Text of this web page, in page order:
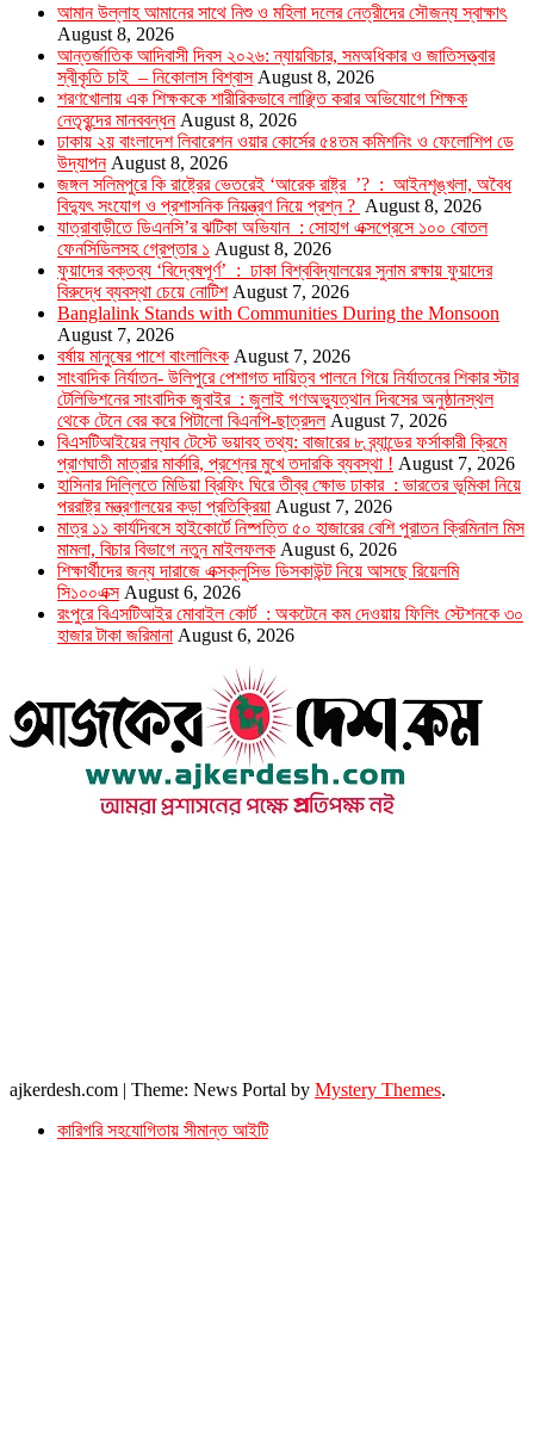
আমান উল্লাহ আমানের সাথে নিশু ও মহিলা দলের নেত্রীদের সৌজন্য স্বাক্ষাৎ
August 8, 2026
আন্তর্জাতিক আদিবাসী দিবস ২০২৬: ন্যায়বিচার, সমঅধিকার ও জাতিসত্ত্বার
স্বীকৃতি চাই – নিকোলাস বিশ্বাস August 8, 2026
শরণখোলায় এক শিক্ষককে শারীরিকভাবে লাঞ্ছিত করার অভিযোগে শিক্ষক
নেতৃবৃন্দের মানববন্ধন August 8, 2026
ঢাকায় ২য় বাংলাদেশ লিবারেশন ওয়ার কোর্সের ৫৪তম কমিশনিং ও ফেলোশিপ ডে
উদ্‌যাপন August 8, 2026
জঙ্গল সলিমপুরে কি রাষ্ট্রের ভেতরেই ‘আরেক রাষ্ট্র ’? : আইনশৃঙ্খলা, অবৈধ
বিদ্যুৎ সংযোগ ও প্রশাসনিক নিয়ন্ত্রণ নিয়ে প্রশ্ন ? August 8, 2026
যাত্রাবাড়ীতে ডিএনসি’র ঝটিকা অভিযান : সোহাগ এক্সপ্রেসে ১০০ বোতল
ফেনসিডিলসহ গ্রেপ্তার ১ August 8, 2026
ফুয়াদের বক্তব্য ‘বিদ্বেষপূর্ণ’ : ঢাকা বিশ্ববিদ্যালয়ের সুনাম রক্ষায় ফুয়াদের
বিরুদ্ধে ব্যবস্থা চেয়ে নোটিশ August 7, 2026
Banglalink Stands with Communities During the Monsoon
August 7, 2026
বর্ষায় মানুষের পাশে বাংলালিংক August 7, 2026
সাংবাদিক নির্যাতন- উলিপুরে পেশাগত দায়িত্ব পালনে গিয়ে নির্যাতনের শিকার স্টার
টেলিভিশনের সাংবাদিক জুবাইর : জুলাই গণঅভ্যুত্থান দিবসের অনুষ্ঠানস্থল
থেকে টেনে বের করে পিটালো বিএনপি-ছাত্রদল August 7, 2026
বিএসটিআইয়ের ল্যাব টেস্টে ভয়াবহ তথ্য: বাজারের ৮ ব্র্যান্ডের ফর্সাকারী ক্রিমে
প্রাণঘাতী মাত্রার মার্কারি, প্রশ্নের মুখে তদারকি ব্যবস্থা ! August 7, 2026
হাসিনার দিল্লিতে মিডিয়া ব্রিফিং ঘিরে তীব্র ক্ষোভ ঢাকার : ভারতের ভূমিকা নিয়ে
পররাষ্ট্র মন্ত্রণালয়ের কড়া প্রতিক্রিয়া August 7, 2026
মাত্র ১১ কার্যদিবসে হাইকোর্টে নিষ্পত্তি ৫০ হাজারের বেশি পুরাতন ক্রিমিনাল মিস
মামলা, বিচার বিভাগে নতুন মাইলফলক August 6, 2026
শিক্ষার্থীদের জন্য দারাজে এক্সক্লুসিভ ডিসকাউন্ট নিয়ে আসছে রিয়েলমি
সি১০০এক্স August 6, 2026
রংপুরে বিএসটিআইর মোবাইল কোর্ট : অকটেনে কম দেওয়ায় ফিলিং স্টেশনকে ৩০
হাজার টাকা জরিমানা August 6, 2026
ajkerdesh.com | Theme: News Portal by Mystery Themes.
কারিগরি সহযোগিতায় সীমান্ত আইটি